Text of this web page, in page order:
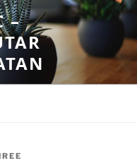
–